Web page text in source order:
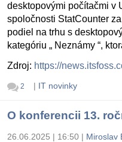
desktopovými počítačmi v
spoločnosti StatCounter
podiel na trhu s
kategóriu „ Neznámy “,
Zdroj: https://
2 | IT novinky
O konferencii 13.
26.06.2025 | 16:50 | Miroslav